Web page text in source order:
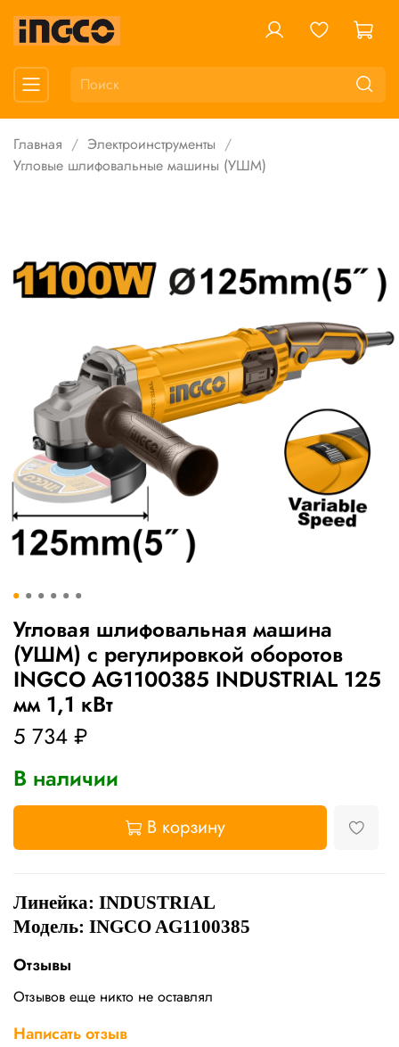
Главная
Электроинструменты
Угловые шлифовальные машины (УШМ)
Угловая шлифовальная машина
(УШМ) c регулировкой оборотов
INGCO AG1100385 INDUSTRIAL 125
мм 1,1 кВт
5 734 ₽
В наличии
В корзину
Линейка: INDUSTRIAL
Модель: INGCO AG1100385
Отзывы
Отзывов еще никто не оставлял
Написать отзыв